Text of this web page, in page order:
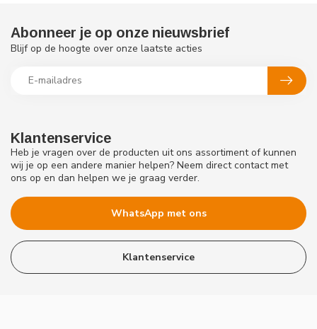
Klantenservice
Heb je vragen over de producten uit ons assortiment of kunnen
wij je op een andere manier helpen? Neem direct contact met
ons op en dan helpen we je graag verder.
WhatsApp met ons
Klantenservice
Abonneer je op onze nieuwsbrief
Blijf op de hoogte over onze laatste acties